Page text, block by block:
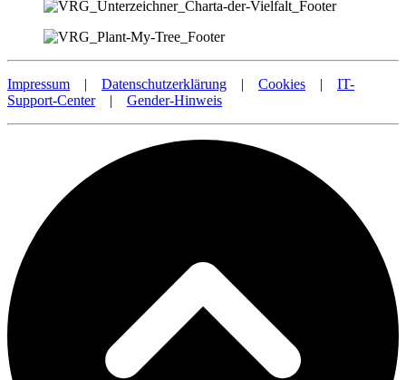
Impressum | Datenschutzerklärung | Cookies | IT-
Support-Center| Gender-Hinweis